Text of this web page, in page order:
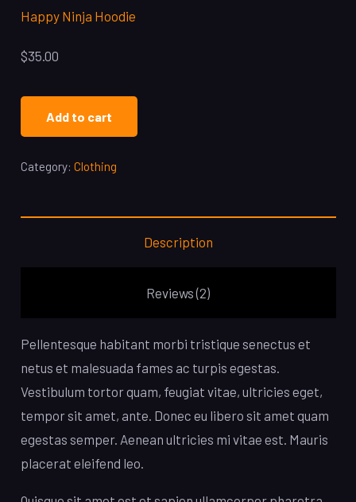
Hoodie
Happy Ninja Hoodie
$35.00
Add to cart
Category: Clothing
Description
Reviews (2)
Pellentesque habitant morbi tristique senectus et
netus et malesuada fames ac turpis egestas.
Vestibulum tortor quam, feugiat vitae, ultricies eget,
tempor sit amet, ante. Donec eu libero sit amet quam
egestas semper. Aenean ultricies mi vitae est. Mauris
placerat eleifend leo.